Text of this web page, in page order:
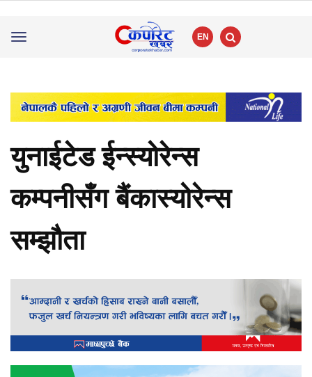
Toggle
EN
युनाईटेड ईन्स्योरेन्स
कम्पनीसँग बैंकास्योरेन्स
सम्झौता